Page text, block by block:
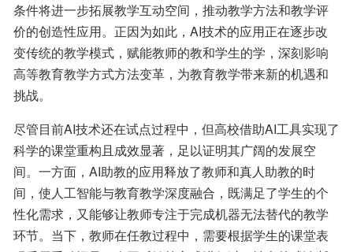
条件将进一步拓展教学互动空间，推动教学方法和教学评
价的创造性应用。正因为如此，AI技术的应用正在逐步改
变传统的教学模式，赋能教师的教和学生的学，深刻影响
高等教育教学方式方法变革，为教育教学带来新的机遇和
挑战。
尽管目前AI技术还在试点过程中，但高校借助AI工具实现了
科学的课堂重构且成效显著，足以证明其广阔的发展空
间。一方面，AI助教的应用释放了教师和真人助教的时
间，使人工智能与教育教学深度融合，既满足了学生的个
性化需求，又能够让教师专注于完成机器无法替代的教学
环节。当下，教师在任教过程中，需要根据学生的课堂表